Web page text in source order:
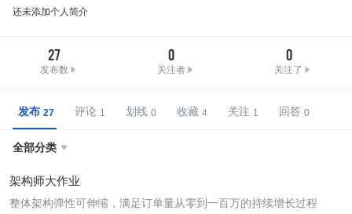
还未添加个人简介
27
发布数
0
关注者
0
关注了
发布 评论 划线 收藏 关注 回答
全部分类 
架构师大作业
整体架构弹性可伸缩，满足订单量从零到一百万的持续增长过程